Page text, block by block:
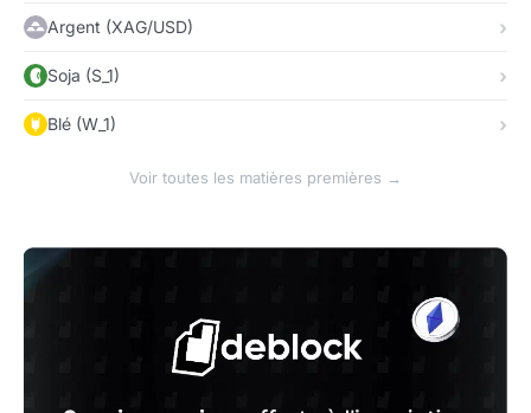
Argent (XAG/USD)
Soja (S_1)
Blé (W_1)
Voir toutes les matières premières →